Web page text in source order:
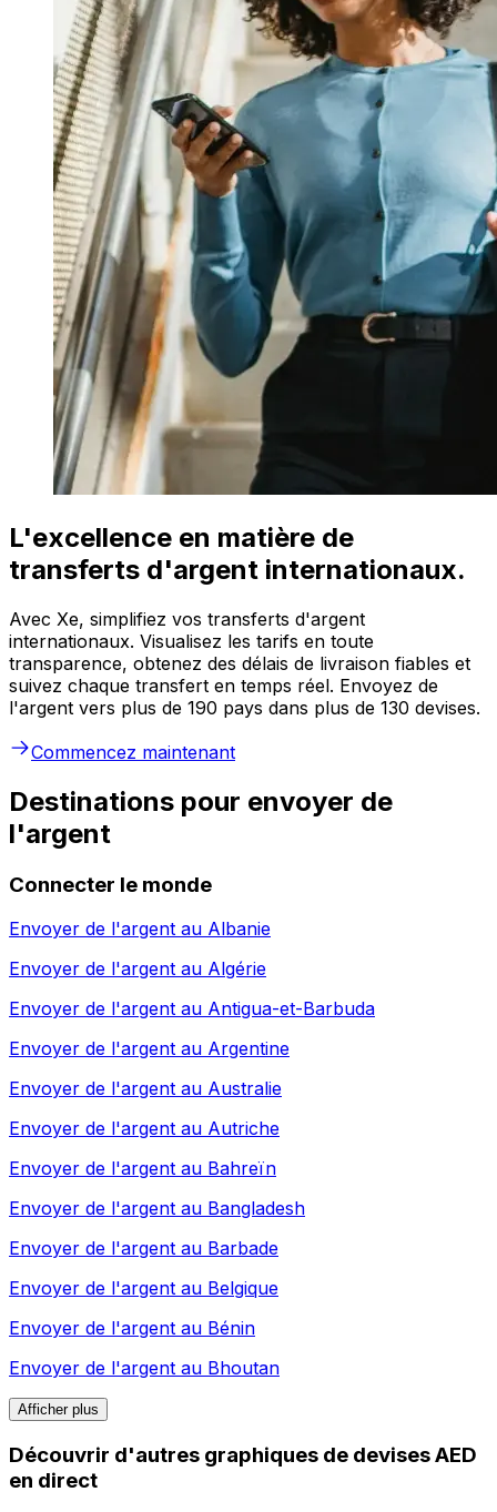
L'excellence en matière de
transferts d'argent internationaux.
Avec Xe, simplifiez vos transferts d'argent
internationaux. Visualisez les tarifs en toute
transparence, obtenez des délais de livraison fiables et
suivez chaque transfert en temps réel. Envoyez de
l'argent vers plus de 190 pays dans plus de 130 devises.
Commencez maintenant
Destinations pour envoyer de
l'argent
Connecter le monde
Envoyer de l'argent au Albanie
Envoyer de l'argent au Algérie
Envoyer de l'argent au Antigua-et-Barbuda
Envoyer de l'argent au Argentine
Envoyer de l'argent au Australie
Envoyer de l'argent au Autriche
Envoyer de l'argent au Bahreïn
Envoyer de l'argent au Bangladesh
Envoyer de l'argent au Barbade
Envoyer de l'argent au Belgique
Envoyer de l'argent au Bénin
Envoyer de l'argent au Bhoutan
Afficher plus
Découvrir d'autres graphiques de devises AED
en direct